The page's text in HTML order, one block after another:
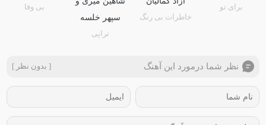
برای تو
خاطرات بی رنگ
سپهر خلسه
تراپی
بی وفا
نظر شما درمورد این آهنگ [ بدون نظر ]